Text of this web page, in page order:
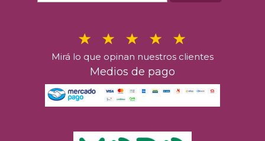
Mirá lo que opinan nuestros clientes
Medios de pago